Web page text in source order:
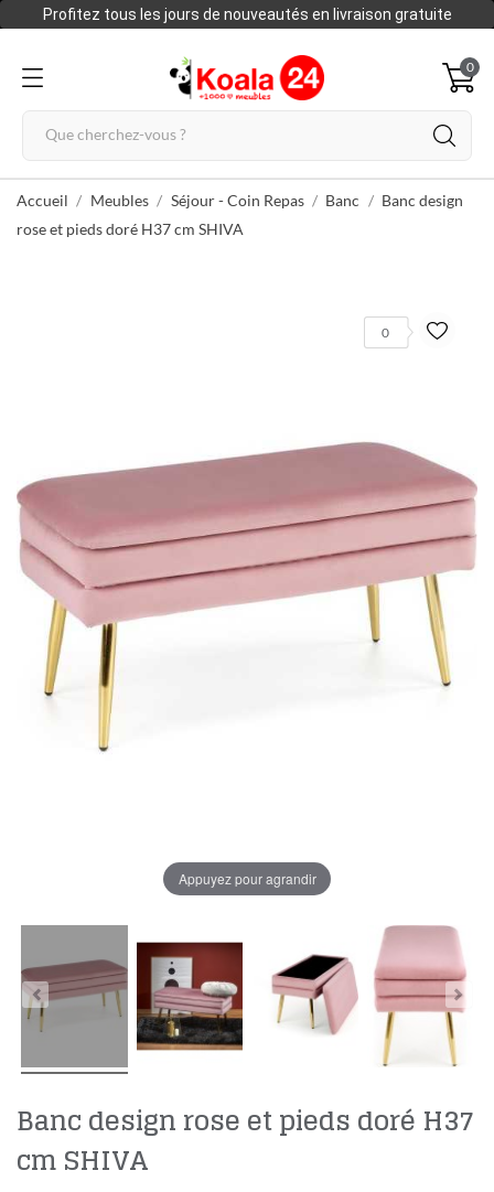
Profitez tous les jours de nouveautés en livraison gratuite
0
Accueil Meubles Séjour - Coin Repas Banc
Banc design
rose et pieds doré H37 cm SHIVA
Appuyez pour agrandir
0
Banc design rose et pieds doré H37
cm SHIVA